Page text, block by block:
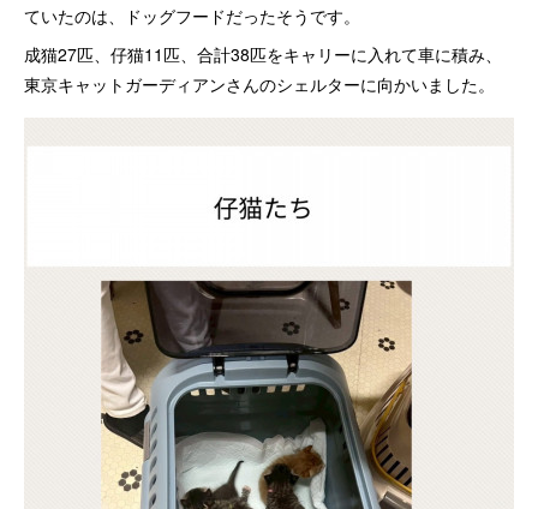
ていたのは、ドッグフードだったそうです。
成猫27匹、仔猫11匹、合計38匹をキャリーに入れて車に積み、
東京キャットガーディアンさんのシェルターに向かいました。